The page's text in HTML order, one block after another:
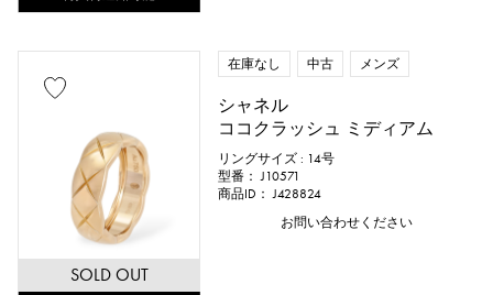
SOLD OUT
在庫なし 中古 メンズ
シャネル
ココクラッシュ ミディアム
リングサイズ : 14号
型番： J10571
商品ID： J428824
お問い合わせください